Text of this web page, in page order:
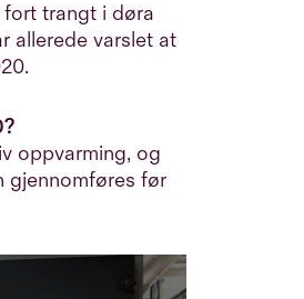
trangt i døra
allerede varslet at
oppvarming, og
gjennomføres før